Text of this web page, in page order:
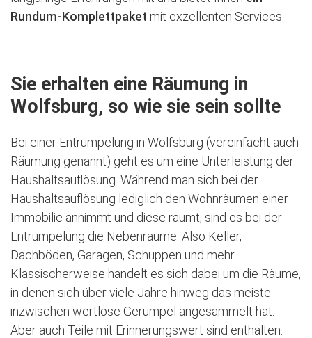
Rundum-Komplettpaket mit exzellenten Services.
Sie erhalten eine Räumung in
Wolfsburg, so wie sie sein sollte
Bei einer Entrümpelung in Wolfsburg (vereinfacht auch
Räumung genannt) geht es um eine Unterleistung der
Haushaltsauflösung. Während man sich bei der
Haushaltsauflösung lediglich den Wohnräumen einer
Immobilie annimmt und diese räumt, sind es bei der
Entrümpelung die Nebenräume. Also Keller,
Dachböden, Garagen, Schuppen und mehr.
Klassischerweise handelt es sich dabei um die Räume,
in denen sich über viele Jahre hinweg das meiste
inzwischen wertlose Gerümpel angesammelt hat.
Aber auch Teile mit Erinnerungswert sind enthalten.